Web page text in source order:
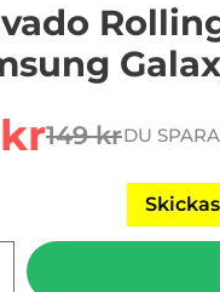
pris
tidigare pris
149 krDU